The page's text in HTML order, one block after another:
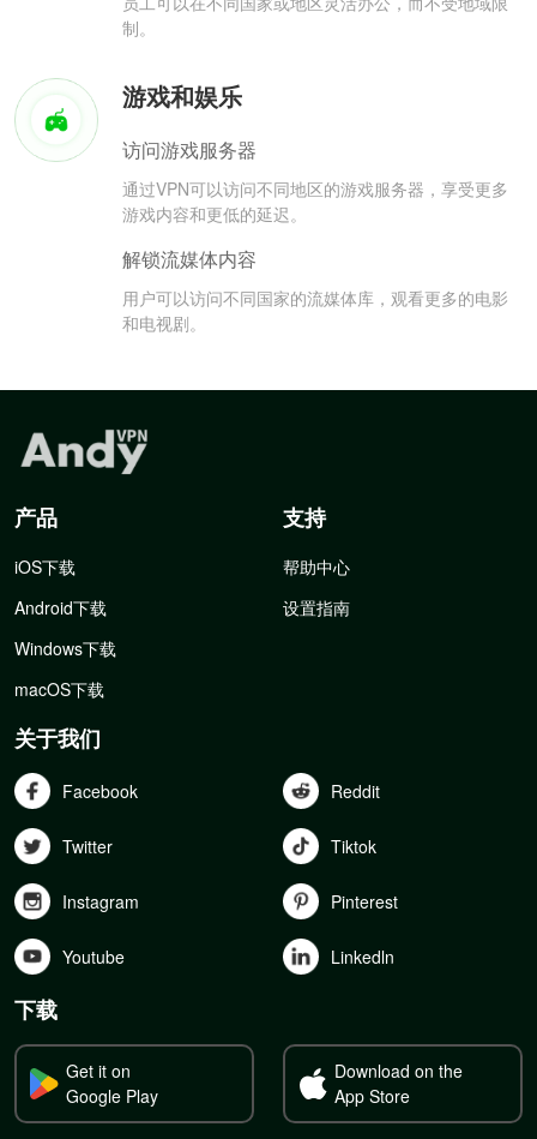
制。
游戏和娱乐
访问游戏服务器
通过VPN可以访问不同地区的游戏服务器，享受更多
游戏内容和更低的延迟。
解锁流媒体内容
用户可以访问不同国家的流媒体库，观看更多的电影
和电视剧。
产品
iOS下载
Android下载
Windows下载
macOS下载
支持
帮助中心
设置指南
关于我们
Facebook Reddit
Twitter Tiktok
Instagram Pinterest
Youtube Linkedln
下载
Get it on
Google Play
Download on the
App Store